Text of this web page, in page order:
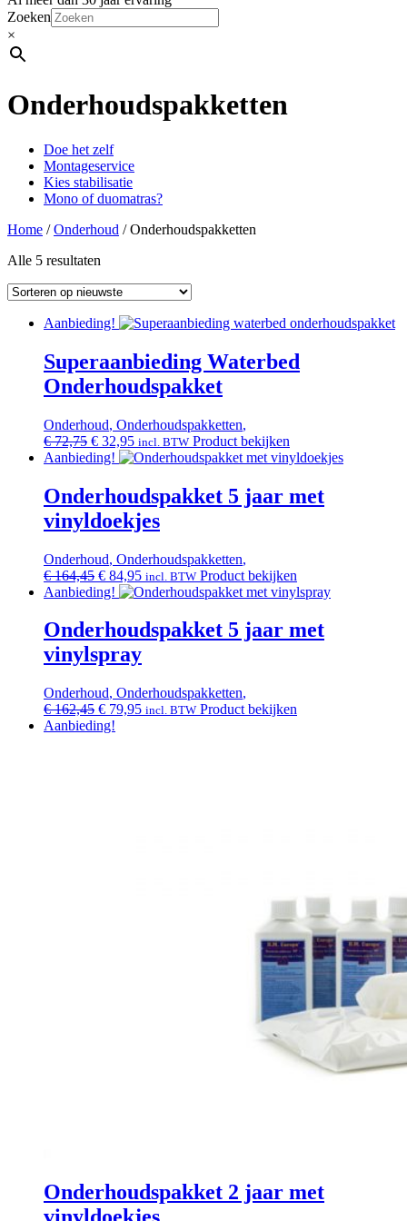
Zoeken
×
Onderhoudspakketten
Doe het zelf
Montageservice
Kies stabilisatie
Mono of duomatras?
Home /Onderhoud / Onderhoudspakketten
Alle 5 resultaten
Aanbieding!
Superaanbieding Waterbed
Onderhoudspakket
Onderhoud, Onderhoudspakketten,
€72,75 Oorspronkelijke
prijs
€ 72,75.
€ 32,95Huidige
prijs
€ 32,95.
incl. BTW Product bekijken
Aanbieding!
Onderhoudspakket 5 jaar met
vinyldoekjes
Onderhoud, Onderhoudspakketten,
€164,45 Oorspronkelijke
prijs
€ 164,45.
€ 84,95Huidige
prijs
€ 84,95.
incl. BTW Product bekijken
Aanbieding!
Onderhoudspakket 5 jaar met
vinylspray
Onderhoud, Onderhoudspakketten,
€162,45 Oorspronkelijke
prijs
€ 79,95Huidige
incl. BTW Product bekijken
Aanbieding!
Onderhoudspakket 2 jaar met